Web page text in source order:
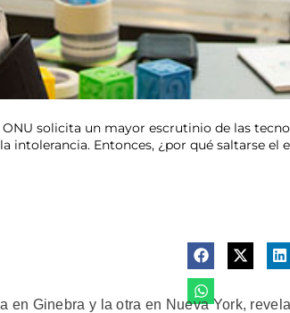
solicita un mayor escrutinio de las
intolerancia. Entonces, ¿por qué saltarse el
Ginebra y la otra en Nueva York,